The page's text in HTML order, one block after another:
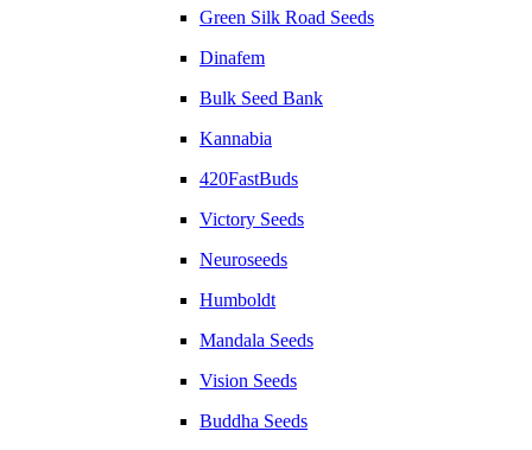
Green Silk Road Seeds
Dinafem
Bulk Seed Bank
Kannabia
420FastBuds
Victory Seeds
Neuroseeds
Humboldt
Mandala Seeds
Vision Seeds
Buddha Seeds